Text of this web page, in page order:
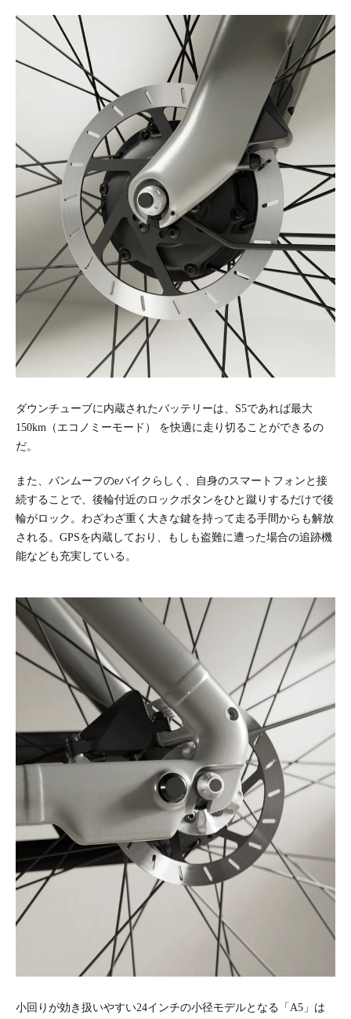
ダウンチューブに内蔵されたバッテリーは、S5であれば最大
150km（エコノミーモード） を快適に走り切ることができるの
だ。
また、バンムーフのeバイクらしく、自身のスマートフォンと接
続することで、後輪付近のロックボタンをひと蹴りするだけで後
輪がロック。わざわざ重く大きな鍵を持って走る手間からも解放
される。GPSを内蔵しており、もしも盗難に遭った場合の追跡機
能なども充実している。
小回りが効き扱いやすい24インチの小径モデルとなる「A5」は